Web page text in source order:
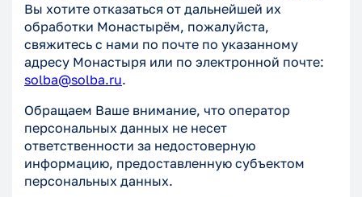
Вы хотите отказаться от дальнейшей их
обработки Монастырём, пожалуйста,
свяжитесь с нами по почте по указанному
адресу Монастыря или по электронной почте:
solba@solba.ru.
Обращаем Ваше внимание, что оператор
персональных данных не несет
ответственности за недостоверную
информацию, предоставленную субъектом
персональных данных.